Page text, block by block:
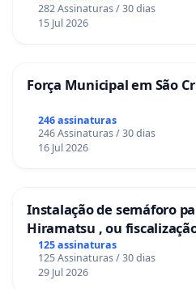
282 Assinaturas / 30 dias
15 Jul 2026
Força Municipal em São
246 assinaturas
246 Assinaturas / 30 dias
16 Jul 2026
Instalação de semáforo
Hiramatsu , ou
125 assinaturas
125 Assinaturas / 30 dias
29 Jul 2026